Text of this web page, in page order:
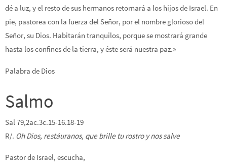
dé a luz, y el resto de sus hermanos retornará a los hijos de Israel. En
pie, pastorea con la fuerza del Señor, por el nombre glorioso del
Señor, su Dios. Habitarán tranquilos, porque se mostrará grande
hasta los confines de la tierra, y éste será nuestra paz.»
Palabra de Dios
Salmo
Sal 79,2ac.3c.15-16.18-19
R/. Oh Dios, restáuranos, que brille tu rostro y nos salve
Pastor de Israel, escucha,